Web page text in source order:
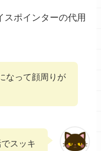
スポインターの代用
なって顔周りが
スッキ